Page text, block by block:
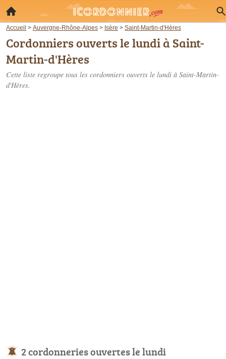
Accueil > Auvergne-Rhône-Alpes > Isère > Saint-Martin-d'Hères
Cordonniers ouverts le lundi à Saint-
Martin-d'Hères
Cette liste regroupe tous les cordonniers ouverts le lundi à Saint-Martin-
d'Hères.
2 cordonneries ouvertes le lundi